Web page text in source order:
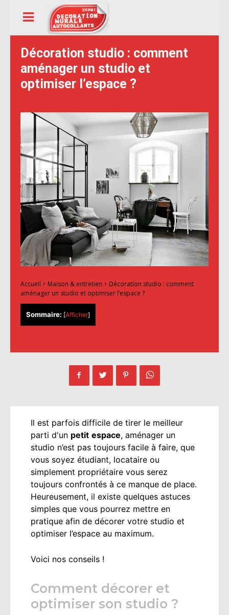
Décoration studio : comment
aménager un studio et
optimiser l’espace ?
Accueil Maison & entretien
Décoration studio : comment
aménager un studio et optimiser l’espace ?
Sommaire: [Afficher]
Il est parfois difficile de tirer le meilleur
parti d'un petit espace, aménager un
studio n’est pas toujours facile à faire, que
vous soyez étudiant, locataire ou
simplement propriétaire vous serez
toujours confrontés à ce manque de place.
Heureusement, il existe quelques astuces
simples que vous pourrez mettre en
pratique afin de décorer votre studio et
optimiser l’espace au maximum.
Voici nos conseils !
Comment décorer et
optimiser son studio ?